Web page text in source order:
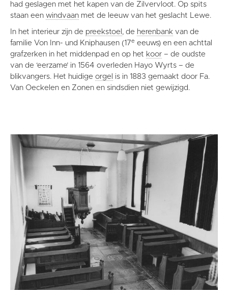
had geslagen met het kapen van de Zilvervloot. Op spits
staan een windvaan met de leeuw van het geslacht Lewe.
In het interieur zijn de preekstoel , de herenbank van de
familie Von Inn- und Kniphausen (17e eeuws) en een achttal
grafzerken in het middenpad en op het koor – de oudste
van de ‘eerzame’ in 1564 overleden Hayo Wyrts – de
blikvangers. Het huidige orgel is in 1883 gemaakt door Fa.
Van Oeckelen en Zonen en sindsdien niet gewijzigd.